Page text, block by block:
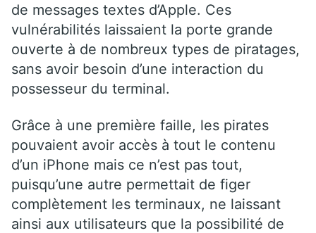
de messages textes d’Apple. Ces
vulnérabilités laissaient la porte grande
ouverte à de nombreux types de piratages,
sans avoir besoin d’une interaction du
possesseur du terminal.
Grâce à une première faille, les pirates
pouvaient avoir accès à tout le contenu
d’un iPhone mais ce n’est pas tout,
puisqu’une autre permettait de figer
complètement les terminaux, ne laissant
ainsi aux utilisateurs que la possibilité de